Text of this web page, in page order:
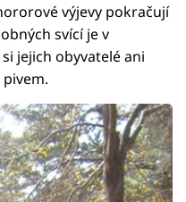
výjevy pokračují
svící je v
jejich obyvatelé ani